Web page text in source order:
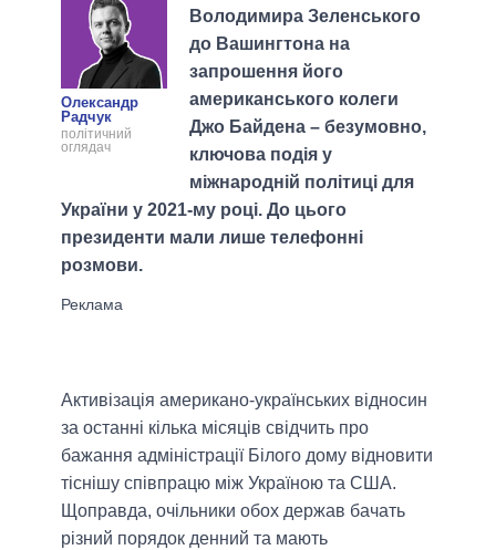
Олександр
Радчук
політичний
оглядач
Володимира Зеленського
до Вашингтона на
запрошення його
американського колеги
Джо Байдена – безумовно,
ключова подія у
міжнародній політиці для
України у 2021-му році. До цього
президенти мали лише телефонні
розмови.
Активізація американо-українських відносин
за останні кілька місяців свідчить про
бажання адміністрації Білого дому відновити
тіснішу співпрацю між Україною та США.
Щоправда, очільники обох держав бачать
різний порядок денний та мають